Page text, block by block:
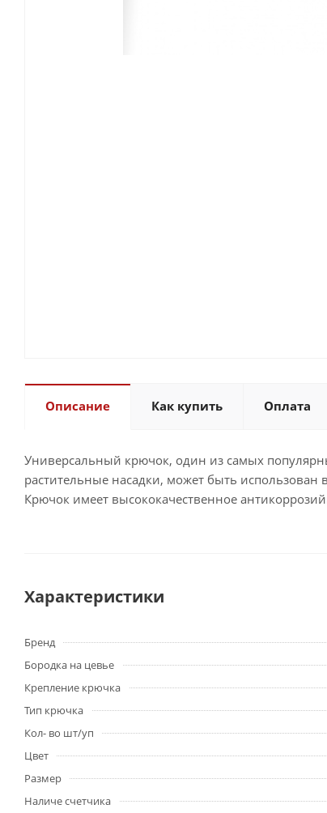
Описание Как купить Оплата
Универсальный крючок, один из самых
растительные насадки, может быть
Крючок имеет высококачественное
Характеристики
Бренд
Бородка на цевье
Крепление крючка
Тип крючка
Кол- во шт/уп
Цвет
Размер
Наличе счетчика